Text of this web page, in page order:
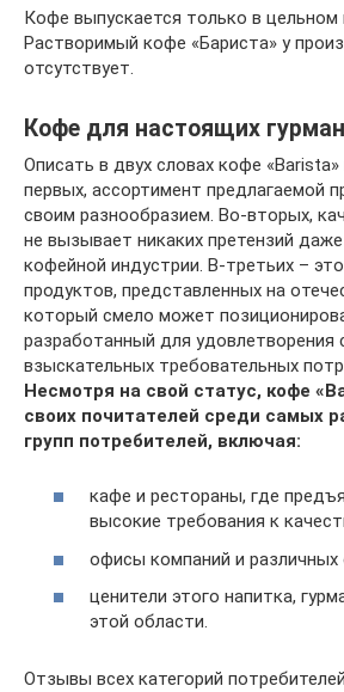
Кофе выпускается только в
Растворимый кофе «Бариста» у
отсутствует.
Кофе для настоящих
Описать в двух словах кофе
первых, ассортимент предлагаемой
своим разнообразием. Во-вторых,
не вызывает никаких претензий
кофейной индустрии. В-третьих –
продуктов, представленных на
который смело может
разработанный для удовлетворения
взыскательных требовательных
Несмотря на свой статус, кофе
своих почитателей среди самых
групп потребителей, включая:
кафе и рестораны, где
высокие требования к
офисы компаний и различных
ценители этого напитка,
этой области.
Отзывы всех категорий